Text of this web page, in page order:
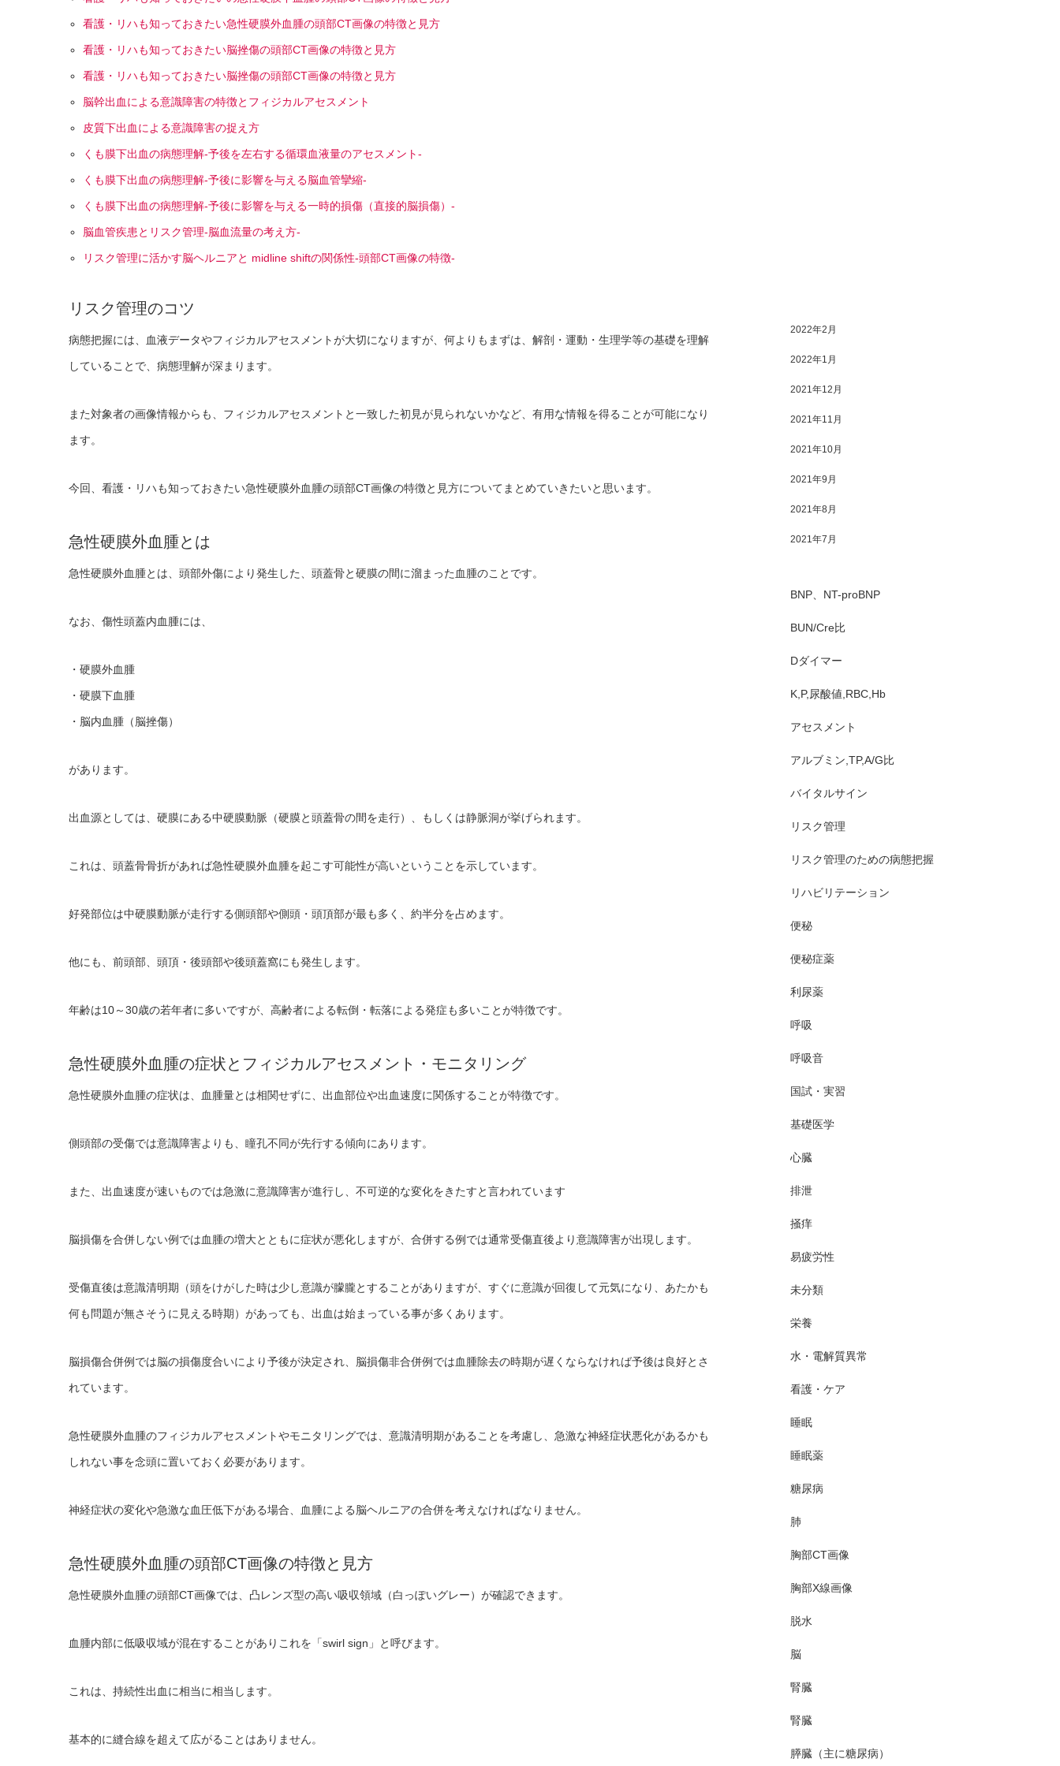
看護・リハも知っておきたい急性硬膜外血腫の頭部CT画像の特徴と見方
看護・リハも知っておきたい脳挫傷の頭部CT画像の特徴と見方
看護・リハも知っておきたい脳挫傷の頭部CT画像の特徴と見方
脳幹出血による意識障害の特徴とフィジカルアセスメント
皮質下出血による意識障害の捉え方
くも膜下出血の病態理解-予後を左右する循環血液量のアセスメント-
くも膜下出血の病態理解-予後に影響を与える脳血管攣縮-
くも膜下出血の病態理解-予後に影響を与える一時的損傷（直接的脳損傷）-
脳血管疾患とリスク管理-脳血流量の考え方-
リスク管理に活かす脳ヘルニアと midline shiftの関係性-頭部CT画像の特徴-
リスク管理のコツ
病態把握には、血液データやフィジカルアセスメントが大切になりますが、何よりもまずは、解剖・運動・生理学等の基礎を理解
していることで、病態理解が深まります。
また対象者の画像情報からも、フィジカルアセスメントと一致した初見が見られないかなど、有用な情報を得ることが可能になり
ます。
今回、看護・リハも知っておきたい急性硬膜外血腫の頭部CT画像の特徴と見方についてまとめていきたいと思います。
急性硬膜外血腫とは
急性硬膜外血腫とは、頭部外傷により発生した、頭蓋骨と硬膜の間に溜まった血腫のことです。
なお、傷性頭蓋内血腫には、
・硬膜外血腫
・硬膜下血腫
・脳内血腫（脳挫傷）
があります。
出血源としては、硬膜にある中硬膜動脈（硬膜と頭蓋骨の間を走行）、もしくは静脈洞が挙げられます。
これは、頭蓋骨骨折があれば急性硬膜外血腫を起こす可能性が高いということを示しています。
好発部位は中硬膜動脈が走行する側頭部や側頭・頭頂部が最も多く、約半分を占めます。
他にも、前頭部、頭頂・後頭部や後頭蓋窩にも発生します。
年齢は10～30歳の若年者に多いですが、高齢者による転倒・転落による発症も多いことが特徴です。
急性硬膜外血腫の症状とフィジカルアセスメント・モニタリング
急性硬膜外血腫の症状は、血腫量とは相関せずに、出血部位や出血速度に関係することが特徴です。
側頭部の受傷では意識障害よりも、瞳孔不同が先行する傾向にあります。
また、出血速度が速いものでは急激に意識障害が進行し、不可逆的な変化をきたすと言われています
脳損傷を合併しない例では血腫の増大とともに症状が悪化しますが、合併する例では通常受傷直後より意識障害が出現します。
受傷直後は意識清明期（頭をけがした時は少し意識が朦朧とすることがありますが、すぐに意識が回復して元気になり、あたかも
何も問題が無さそうに見える時期）があっても、出血は始まっている事が多くあります。
脳損傷合併例では脳の損傷度合いにより予後が決定され、脳損傷非合併例では血腫除去の時期が遅くならなければ予後は良好とさ
れています。
急性硬膜外血腫のフィジカルアセスメントやモニタリングでは、意識清明期があることを考慮し、急激な神経症状悪化があるかも
しれない事を念頭に置いておく必要があります。
神経症状の変化や急激な血圧低下がある場合、血腫による脳ヘルニアの合併を考えなければなりません。
急性硬膜外血腫の頭部CT画像の特徴と見方
急性硬膜外血腫の頭部CT画像では、凸レンズ型の高い吸収領域（白っぽいグレー）が確認できます。
血腫内部に低吸収域が混在することがありこれを「swirl sign」と呼びます。
これは、持続性出血に相当に相当します。
基本的に縫合線を超えて広がることはありません。
2022年2月
2022年1月
2021年12月
2021年11月
2021年10月
2021年9月
2021年8月
2021年7月
BNP、NT-proBNP
BUN/Cre比
Dダイマー
K,P,尿酸値,RBC,Hb
アセスメント
アルブミン,TP,A/G比
バイタルサイン
リスク管理
リスク管理のための病態把握
リハビリテーション
便秘
便秘症薬
利尿薬
呼吸
呼吸音
国試・実習
基礎医学
心臓
排泄
掻痒
易疲労性
未分類
栄養
水・電解質異常
看護・ケア
睡眠
睡眠薬
糖尿病
肺
胸部CT画像
胸部X線画像
脱水
脳
腎臓
腎臓
膵臓（主に糖尿病）